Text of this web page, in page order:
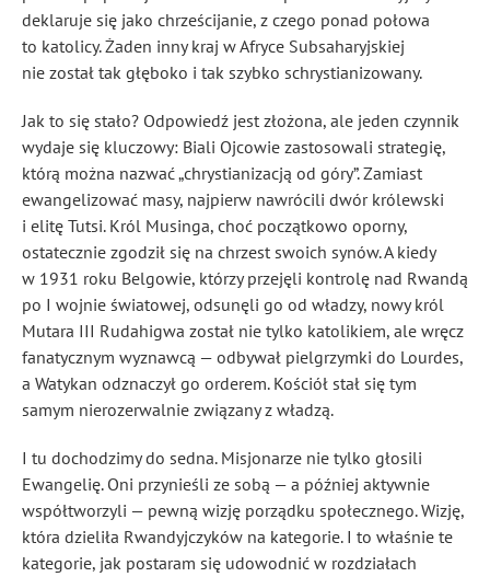
deklaruje się jako chrześcijanie, z czego ponad połowa
to katolicy. Żaden inny kraj w Afryce Subsaharyjskiej
nie został tak głęboko i tak szybko schrystianizowany.
Jak to się stało? Odpowiedź jest złożona, ale jeden czynnik
wydaje się kluczowy: Biali Ojcowie zastosowali strategię,
którą można nazwać „chrystianizacją od góry”. Zamiast
ewangelizować masy, najpierw nawrócili dwór królewski
i elitę Tutsi. Król Musinga, choć początkowo oporny,
ostatecznie zgodził się na chrzest swoich synów. A kiedy
w 1931 roku Belgowie, którzy przejęli kontrolę nad Rwandą
po I wojnie światowej, odsunęli go od władzy, nowy król
Mutara III Rudahigwa został nie tylko katolikiem, ale wręcz
fanatycznym wyznawcą — odbywał pielgrzymki do Lourdes,
a Watykan odznaczył go orderem. Kościół stał się tym
samym nierozerwalnie związany z władzą.
I tu dochodzimy do sedna. Misjonarze nie tylko głosili
Ewangelię. Oni przynieśli ze sobą — a później aktywnie
współtworzyli — pewną wizję porządku społecznego. Wizję,
która dzieliła Rwandyjczyków na kategorie. I to właśnie te
kategorie, jak postaram się udowodnić w rozdziałach